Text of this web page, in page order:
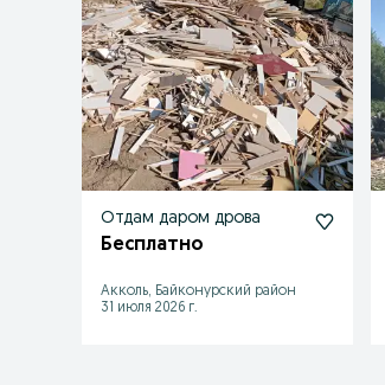
Отдам даром дрова
Бесплатно
Акколь, Байконурский район
31 июля 2026 г.